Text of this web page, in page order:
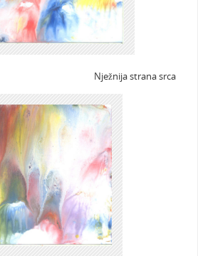
Nježnija strana srca